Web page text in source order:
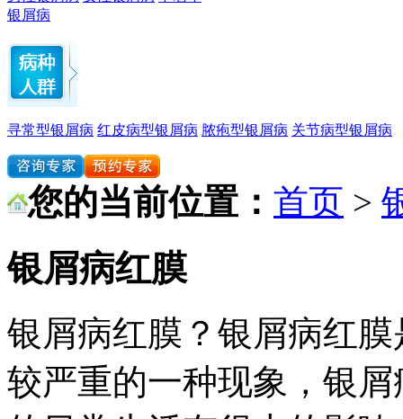
银屑病
寻常型银屑病 红皮病型银屑病 脓疱型银屑病 关节病型银屑病
您的当前位置： 首页 >
银屑病红膜
银屑病红膜？银屑病红
较严重的一种现象，银